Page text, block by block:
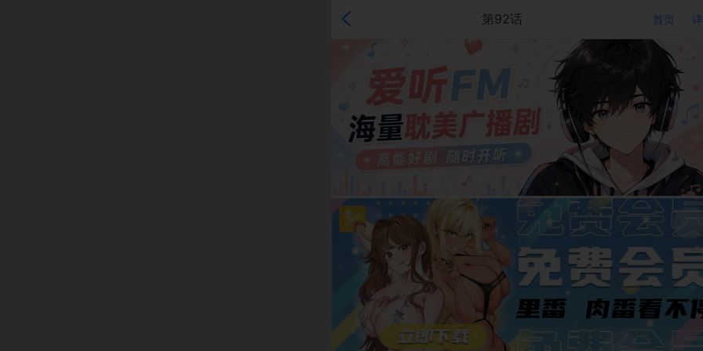
第92话 首页